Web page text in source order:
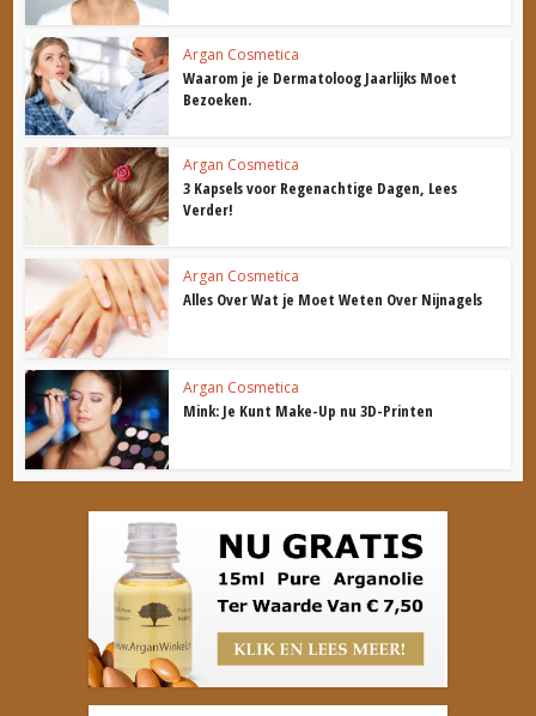
Argan Cosmetica
Waarom je je Dermatoloog Jaarlijks Moet
Bezoeken.
Argan Cosmetica
3 Kapsels voor Regenachtige Dagen, Lees
Verder!
Argan Cosmetica
Alles Over Wat je Moet Weten Over Nijnagels
Argan Cosmetica
Mink: Je Kunt Make-Up nu 3D-Printen